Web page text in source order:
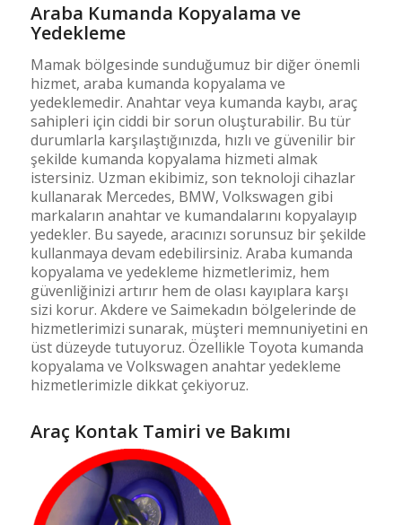
Araba Kumanda Kopyalama ve
Yedekleme
Mamak bölgesinde sunduğumuz bir diğer önemli
hizmet, araba kumanda kopyalama ve
yedeklemedir. Anahtar veya kumanda kaybı, araç
sahipleri için ciddi bir sorun oluşturabilir. Bu tür
durumlarla karşılaştığınızda, hızlı ve güvenilir bir
şekilde kumanda kopyalama hizmeti almak
istersiniz. Uzman ekibimiz, son teknoloji cihazlar
kullanarak Mercedes, BMW, Volkswagen gibi
markaların anahtar ve kumandalarını kopyalayıp
yedekler. Bu sayede, aracınızı sorunsuz bir şekilde
kullanmaya devam edebilirsiniz. Araba kumanda
kopyalama ve yedekleme hizmetlerimiz, hem
güvenliğinizi artırır hem de olası kayıplara karşı
sizi korur. Akdere ve Saimekadın bölgelerinde de
hizmetlerimizi sunarak, müşteri memnuniyetini en
üst düzeyde tutuyoruz. Özellikle Toyota kumanda
kopyalama ve Volkswagen anahtar yedekleme
hizmetlerimizle dikkat çekiyoruz.
Araç Kontak Tamiri ve Bakımı